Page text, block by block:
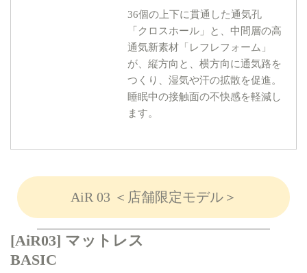
36個の上下に貫通した通気孔
「クロスホール」と、中間層の高
通気新素材「レフレフォーム」
が、縦方向と、横方向に通気路を
つくり、湿気や汗の拡散を促進。
睡眠中の接触面の不快感を軽減し
ます。
AiR 03 ＜店舗限定モデル＞
[AiR03] マットレス
BASIC